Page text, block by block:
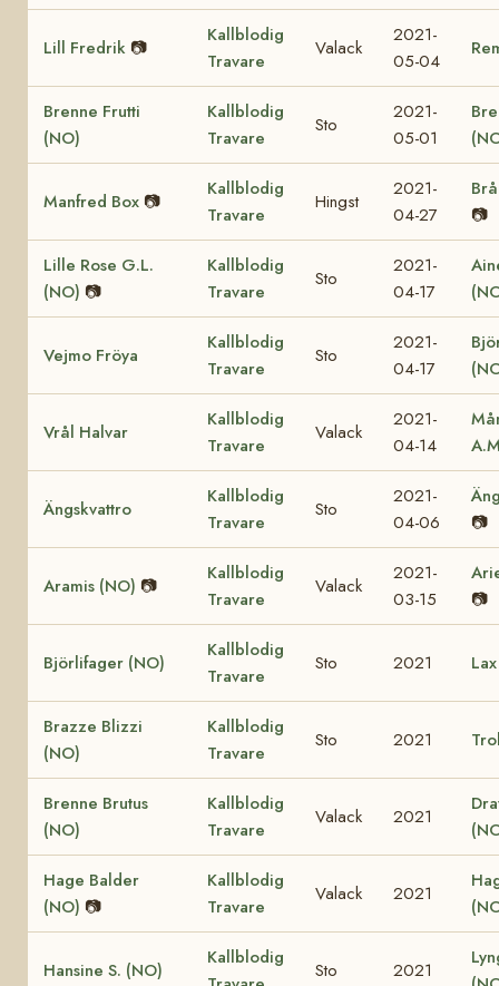
Lill Fredrik 📷
Kallblodig
Travare
Valack
2021-
05-04
Brenne Frutti
(NO)
Kallblodig
Travare
Sto
2021-
05-01
Manfred Box 📷
Kallblodig
Travare
Hingst
2021-
04-27
📷
Lille Rose G.L.
(NO) 📷
Kallblodig
Travare
Sto
2021-
04-17
Vejmo Fröya
Kallblodig
Travare
Sto
2021-
04-17
Vrål Halvar
Kallblodig
Travare
Valack
2021-
04-14
Ängskvattro
Kallblodig
Travare
Sto
2021-
04-06
📷
Aramis (NO) 📷
Kallblodig
Travare
Valack
2021-
03-15
📷
Björlifager (NO)
Kallblodig
Travare
Sto 2021
Brazze Blizzi
(NO)
Kallblodig
Travare
Sto 2021
Brenne Brutus
(NO)
Kallblodig
Travare
Valack 2021
Hage Balder
(NO) 📷
Kallblodig
Travare
Valack 2021
Hansine S. (NO)
Kallblodig
Sto 2021